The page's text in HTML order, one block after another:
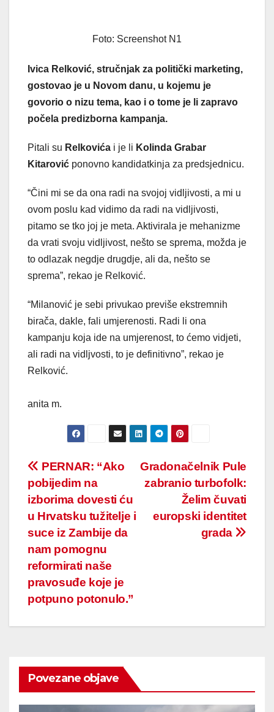
Foto: Screenshot N1
Ivica Relković, stručnjak za politički marketing,
gostovao je u Novom danu, u kojemu je
govorio o nizu tema, kao i o tome je li zapravo
počela predizborna kampanja.
Pitali su Relkovića i je li Kolinda Grabar
Kitarović ponovno kandidatkinja za predsjednicu.
“Čini mi se da ona radi na svojoj vidljivosti, a mi u
ovom poslu kad vidimo da radi na vidljivosti,
pitamo se tko joj je meta. Aktivirala je mehanizme
da vrati svoju vidljivost, nešto se sprema, možda je
to odlazak negdje drugdje, ali da, nešto se
sprema”, rekao je Relković.
“Milanović je sebi privukao previše ekstremnih
birača, dakle, fali umjerenosti. Radi li ona
kampanju koja ide na umjerenost, to ćemo vidjeti,
ali radi na vidljvosti, to je definitivno”, rekao je
Relković.
anita m.
Post
navigation
Gradonačelnik Pule
zabranio turbofolk:
Želim čuvati
europski identitet
grada
PERNAR: “Ako
pobijedim na
izborima dovesti ću
u Hrvatsku tužitelje i
suce iz Zambije da
nam pomognu
reformirati naše
pravosuđe koje je
potpuno potonulo.”
Povezane objave